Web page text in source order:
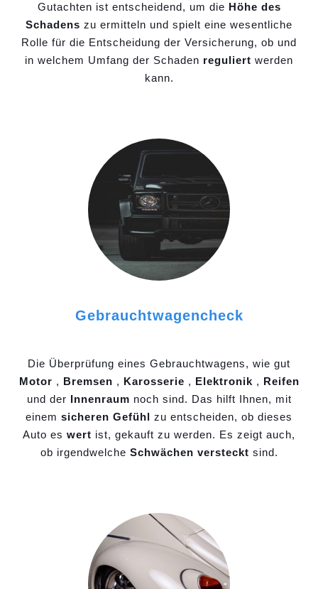
Gutachten ist entscheidend, um die Höhe des
Schadens zu ermitteln und spielt eine wesentliche
Rolle für die Entscheidung der Versicherung, ob und
in welchem Umfang der Schaden reguliert werden
kann.
Gebrauchtwagencheck
Die Überprüfung eines Gebrauchtwagens, wie gut
Motor , Bremsen , Karosserie , Elektronik , Reifen
und der Innenraum noch sind. Das hilft Ihnen, mit
einem sicheren Gefühl zu entscheiden, ob dieses
Auto es wert ist, gekauft zu werden. Es zeigt auch,
ob irgendwelche Schwächen versteckt sind.